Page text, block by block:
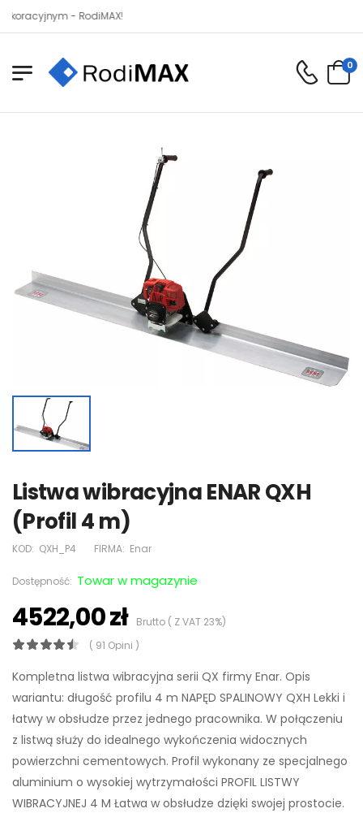
- RodiMAX!
0
Listwa wibracyjna ENAR QXH
(Profil 4 m)
KOD: QXH_P4 FIRMA: Enar
Dostępność: Towar w magazynie
4522,00 złBrutto ( Z VAT 23%)
( 91 Opini )
Kompletna listwa wibracyjna serii QX firmy Enar. Opis
wariantu: długość profilu 4 m NAPĘD SPALINOWY QXH Lekki i
łatwy w obsłudze przez jednego pracownika. W połączeniu
z listwą służy do idealnego wykończenia widocznych
powierzchni cementowych. Profil wykonany ze specjalnego
aluminium o wysokiej wytrzymałości PROFIL LISTWY
WIBRACYJNEJ 4 M Łatwa w obsłudze dzięki swojej prostocie.